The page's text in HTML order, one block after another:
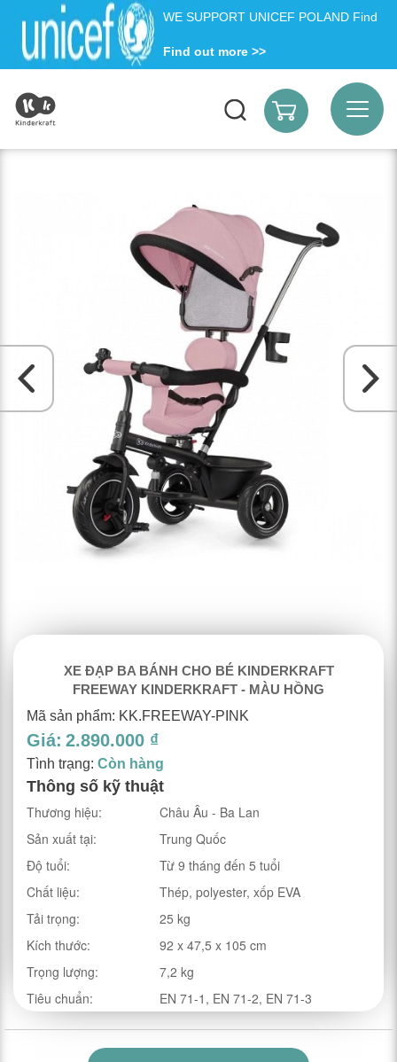
WE SUPPORT UNICEF POLAND Find
Find out more >>
XE ĐẠP BA BÁNH CHO BÉ KINDERKRAFT
FREEWAY KINDERKRAFT - MÀU HỒNG
Mã sản phẩm: KK.FREEWAY-PINK
Giá: 2.890.000 ₫
Tình trạng: Còn hàng
Thông số kỹ thuật
Thương hiệu:
Châu Âu - Ba Lan
Sản xuất tại:
Trung Quốc
Độ tuổi:
Từ 9 tháng đến 5 tuổi
Chất liệu:
Thép, polyester, xốp EVA
Tải trọng:
25 kg
Kích thước:
92 x 47,5 x 105 cm
Trọng lượng:
7,2 kg
Tiêu chuẩn:
EN 71-1, EN 71-2, EN 71-3